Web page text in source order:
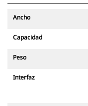
Ancho
Capacidad
Peso
Interfaz